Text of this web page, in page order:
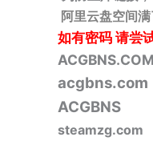
阿里云盘空间
如有密码请尝
ACGBNS.COM
acgbns.com
ACGBNS
steamzg.com